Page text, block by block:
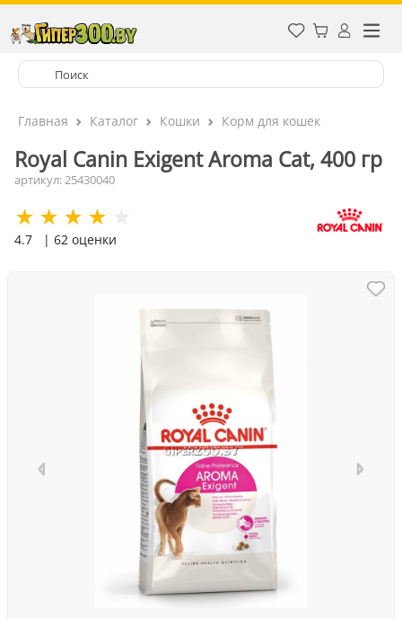
Главная Каталог Кошки Корм для кошек
Royal Canin Exigent Aroma Cat, 400 гр
артикул: 25430040
4.7 | 62 оценки